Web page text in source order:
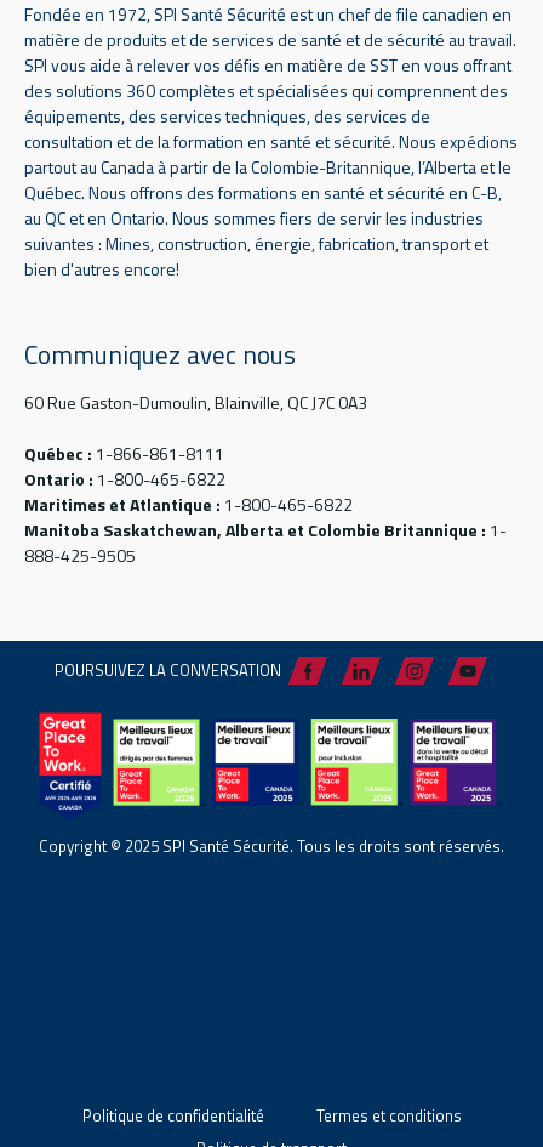
Fondée en 1972, SPI Santé Sécurité est un chef de file canadien en
matière de produits et de services de santé et de sécurité au travail.
SPI vous aide à relever vos défis en matière de SST en vous offrant
des solutions 360 complètes et spécialisées qui comprennent des
équipements, des services techniques, des services de
consultation et de la formation en santé et sécurité. Nous expédions
partout au Canada à partir de la Colombie-Britannique, l’Alberta et le
Québec. Nous offrons des formations en santé et sécurité en C-B,
au QC et en Ontario. Nous sommes fiers de servir les industries
suivantes : Mines, construction, énergie, fabrication, transport et
bien d'autres encore!
Communiquez avec nous
60 Rue Gaston-Dumoulin, Blainville, QC J7C 0A3
Québec : 1-866-861-8111
Ontario : 1-800-465-6822
Maritimes et Atlantique : 1-800-465-6822
Manitoba Saskatchewan, Alberta et Colombie Britannique : 1-
888-425-9505
POURSUIVEZ LA CONVERSATION
Copyright © 2025 SPI Santé Sécurité. Tous les droits sont réservés.
Politique de confidentialité
Termes et conditions